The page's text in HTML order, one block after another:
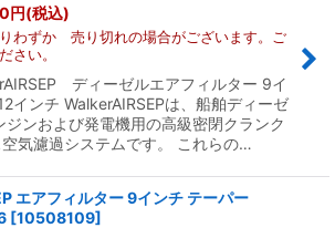
円(税込)
わずか 売り切れの場合がございます。ご
さい。
ディーゼルエアフィルター 9イ
インチ WalkerAIRSEPは、船舶ディーゼ
ジンおよび発電機用の高級密閉クランク
気濾過システムです。 これらの…
エアフィルター 9インチ テーパー
[10508109]